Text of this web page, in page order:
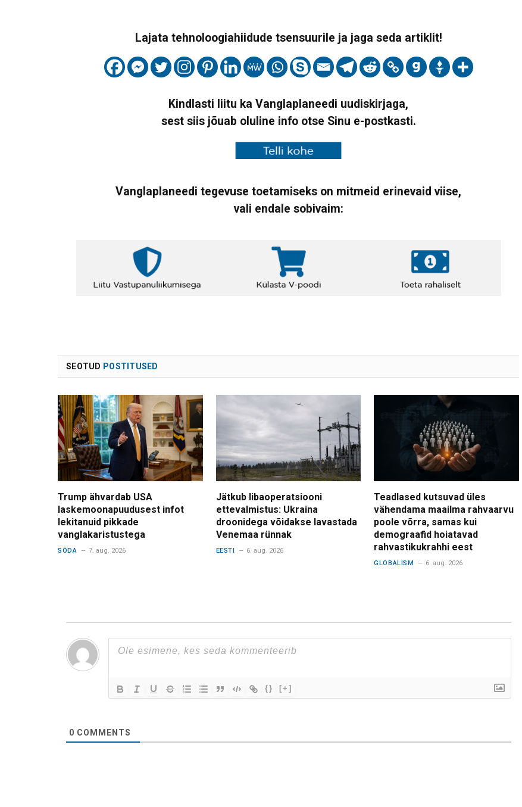
Lajata tehnoloogiahiidude tsensuurile ja jaga seda artiklit!
Kindlasti liitu ka Vanglaplaneedi uudiskirjaga,
sest siis jõuab oluline info otse Sinu e-postkasti.
Vanglaplaneedi tegevuse toetamiseks on mitmeid erinevaid viise,
vali endale sobivaim:
SEOTUD POSTITUSED
Trump ähvardab USA
laskemoonapuudusest infot
lekitanuid pikkade
vanglakaristustega
SÕDA 7. aug. 2026
Jätkub libaoperatsiooni
ettevalmistus: Ukraina
droonidega võidakse lavastada
Venemaa rünnak
EESTI 6. aug. 2026
Teadlased kutsuvad üles
vähendama maailma rahvaarvu
poole võrra, samas kui
demograafid hoiatavad
rahvastikukrahhi eest
GLOBALISM 6. aug. 2026
{} [+]
0 COMMENTS